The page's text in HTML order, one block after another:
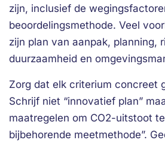
zijn, inclusief de
beoordelingsmethode. Veel
zijn plan van aanpak, planning,
duurzaamheid en
Zorg dat elk criterium concreet
Schrijf niet “innovatief plan”
maatregelen om CO2-uitstoot
bijbehorende meetmethode”.